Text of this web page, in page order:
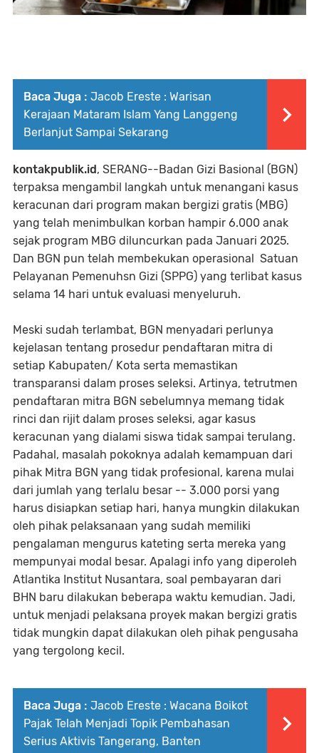
Baca Juga : Jacob Ereste : Warisan
Kerajaan Mataram Islam Yang Langgeng
Berlanjut Sampai Sekarang
kontakpublik.id, SERANG--Badan Gizi Basional (BGN)
terpaksa mengambil langkah untuk menangani kasus
keracunan dari program makan bergizi gratis (MBG)
yang telah menimbulkan korban hampir 6.000 anak
sejak program MBG diluncurkan pada Januari 2025.
Dan BGN pun telah membekukan operasional Satuan
Pelayanan Pemenuhsn Gizi (SPPG) yang terlibat kasus
selama 14 hari untuk evaluasi menyeluruh.
Meski sudah terlambat, BGN menyadari perlunya
kejelasan tentang prosedur pendaftaran mitra di
setiap Kabupaten/ Kota serta memastikan
transparansi dalam proses seleksi. Artinya, tetrutmen
pendaftaran mitra BGN sebelumnya memang tidak
rinci dan rijit dalam proses seleksi, agar kasus
keracunan yang dialami siswa tidak sampai terulang.
Padahal, masalah pokoknya adalah kemampuan dari
pihak Mitra BGN yang tidak profesional, karena mulai
dari jumlah yang terlalu besar -- 3.000 porsi yang
harus disiapkan setiap hari, hanya mungkin dilakukan
oleh pihak pelaksanaan yang sudah memiliki
pengalaman mengurus kateting serta mereka yang
mempunyai modal besar. Apalagi info yang diperoleh
Atlantika Institut Nusantara, soal pembayaran dari
BHN baru dilakukan beberapa waktu kemudian. Jadi,
untuk menjadi pelaksana proyek makan bergizi gratis
tidak mungkin dapat dilakukan oleh pihak pengusaha
yang tergolong kecil.
Baca Juga : Jacob Ereste : Wacana Boikot
Pajak Telah Menjadi Topik Pembahasan
Serius Aktivis Tangerang, Banten